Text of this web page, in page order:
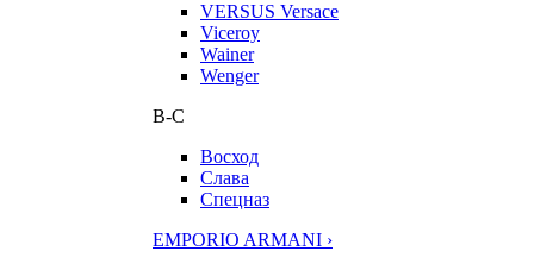
VERSUS Versace
Viceroy
Wainer
Wenger
В-С
Восход
Слава
Спецназ
EMPORIO ARMANI ›